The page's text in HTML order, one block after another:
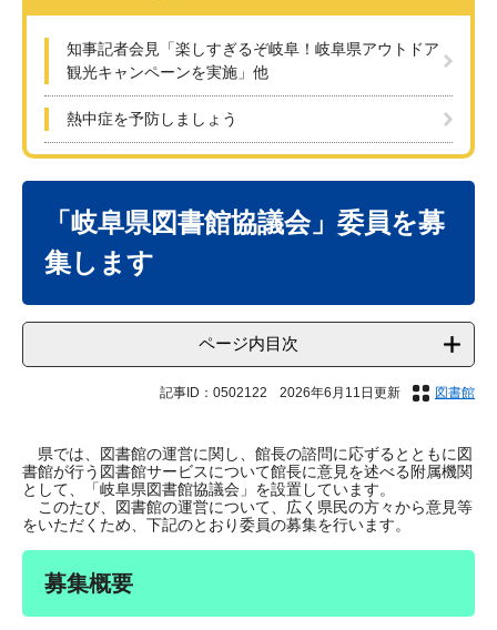
知事記者会見「楽しすぎるぞ岐阜！岐阜県アウトドア
観光キャンペーンを実施」他
熱中症を予防しましょう
「岐阜県図書館協議会」委員を募
集します
ページ内目次
記事ID：0502122 2026年6月11日更新 図書館
県では、図書館の運営に関し、館長の諮問に応ずるとともに図
書館が行う図書館サービスについて館長に意見を述べる附属機関
として、「岐阜県図書館協議会」を設置しています。
このたび、図書館の運営について、広く県民の方々から意見等
をいただくため、下記のとおり委員の募集を行います。
募集概要